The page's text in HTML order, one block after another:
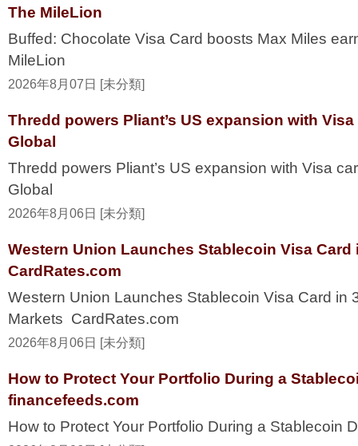
The MileLion
Buffed: Chocolate Visa Card boosts Max Miles
MileLion
2026年8月07日 [未分類]
Thredd powers Pliant’s US expansion with
Global
Thredd powers Pliant’s US expansion with Visa
Global
2026年8月06日 [未分類]
Western Union Launches Stablecoin Visa Card
CardRates.com
Western Union Launches Stablecoin Visa Card in
Markets CardRates.com
2026年8月06日 [未分類]
How to Protect Your Portfolio During a
financefeeds.com
How to Protect Your Portfolio During a Stablecoin